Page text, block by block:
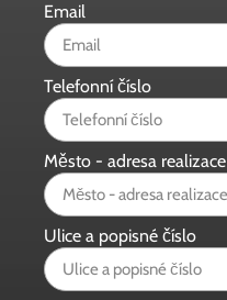
Email
Telefonní číslo
Město - adresa realizace
Ulice a popisné číslo